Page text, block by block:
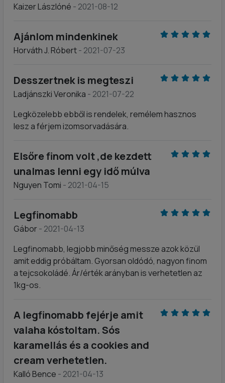
Kaizer Lászlóné - 2021-08-12
Ajánlom mindenkinek
Horváth J. Róbert- 2021-07-23
Desszertnek is megteszi
Ladjánszki Veronika - 2021-07-22
Legközelebb ebből is rendelek, remélem hasznos
lesz a férjem izomsorvadására.
Elsőre finom volt ,de kezdett
unalmas lenni egy idő múlva
Nguyen Tomi - 2021-04-15
Legfinomabb
Gábor- 2021-04-13
Legfinomabb, legjobb minőség messze azok közül
amit eddig próbáltam. Gyorsan oldódó, nagyon finom
a tejcsokoládé. Ár/érték arányban is verhetetlen az
1kg-os.
A legfinomabb fejérje amit
valaha kóstoltam. Sós
karamellás és a cookies and
cream verhetetlen.
Kalló Bence - 2021-04-13